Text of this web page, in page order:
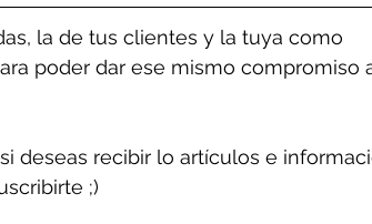
la de tus clientes y la tuya como
poder dar ese mismo compromiso
deseas recibir lo artículos e
;)